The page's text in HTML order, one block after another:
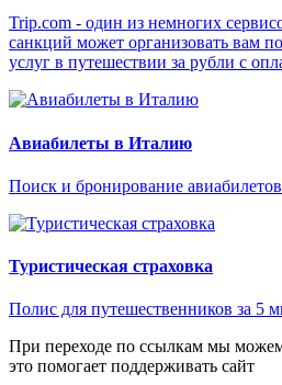
Trip.com - один из немногих
санкций может организовать вам
услуг в путешествии за рубли с
Авиабилеты в Италию
Поиск и бронирование
Туристическая страховка
Полис для путешественников за 5
При переходе по ссылкам мы
это помогает поддерживать сайт